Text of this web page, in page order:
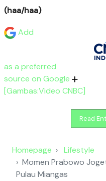
(haa/haa)
Add
as a preferred
source on Google
[Gambas:Video CNBC]
Read
Homepage
Lifestyle
Momen Prabowo
Pulau Miangas